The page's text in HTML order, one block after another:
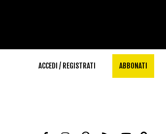
ACCEDI / REGISTRATI ABBONATI